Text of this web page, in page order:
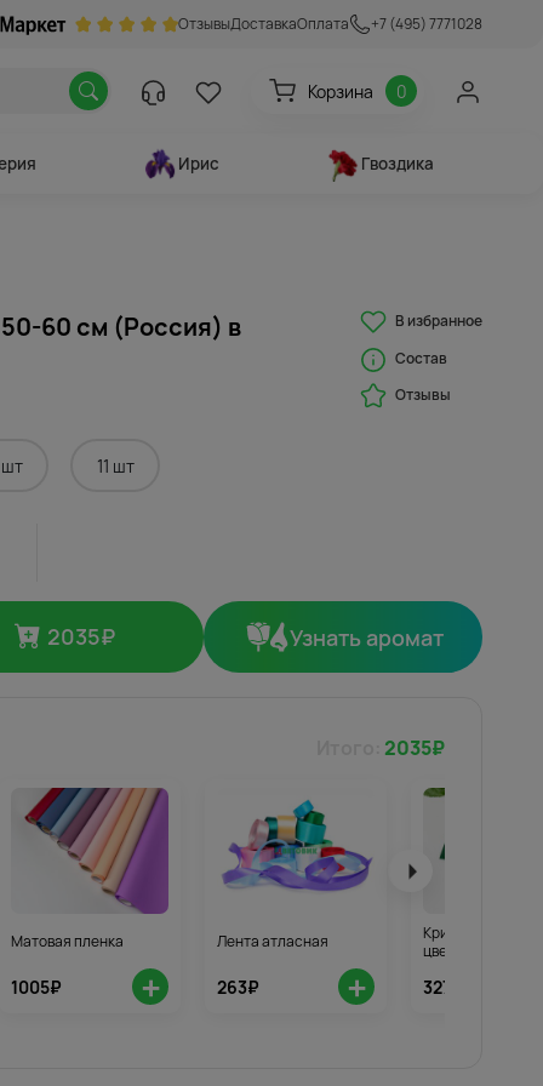
ОтзывыДоставкаОплата +7 (495) 7771028
Корзина 0
Ирис Гвоздика
50-60 см (Россия) в
11 шт
В избранное
Состав
Отзывы
2035₽ Узнать аромат
2035₽
Матовая пленка
1005₽ +
Лента атласная
263₽ +
Кризал для
цветов 3шт.
327₽